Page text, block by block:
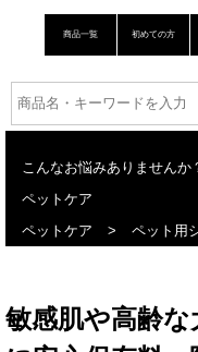
商品一覧 初めての方
こんなお悩みありませんか
ペットケア
ペットケア
> ペット用
敏感肌や高齢